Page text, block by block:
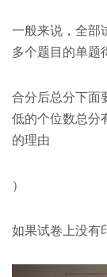
一般来说，全部
多个题目的单题
合分后总分下
低的个位数总分
的理由
）
如果试卷上没有